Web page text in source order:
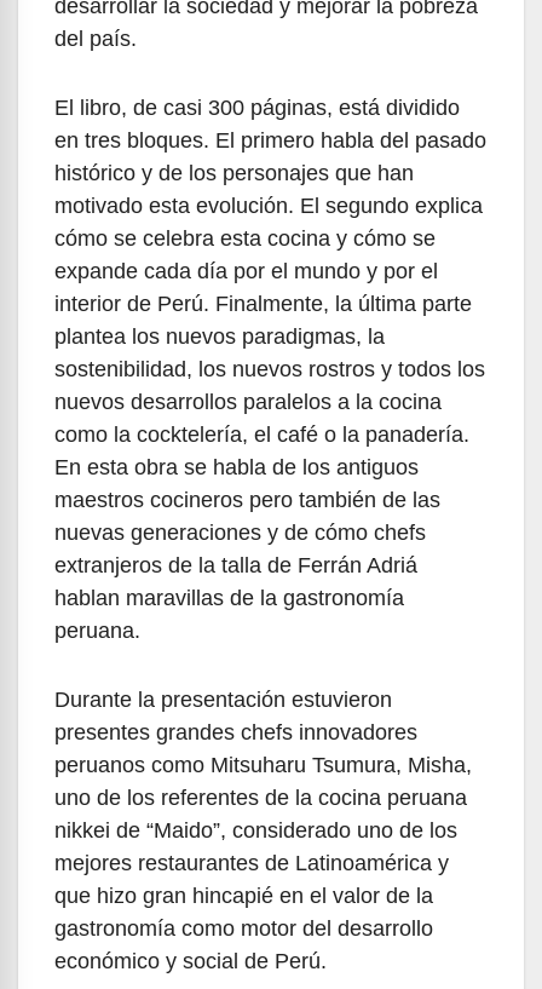
desarrollar la sociedad y mejorar la pobreza
del país.
El libro, de casi 300 páginas, está dividido
en tres bloques. El primero habla del pasado
histórico y de los personajes que han
motivado esta evolución. El segundo explica
cómo se celebra esta cocina y cómo se
expande cada día por el mundo y por el
interior de Perú. Finalmente, la última parte
plantea los nuevos paradigmas, la
sostenibilidad, los nuevos rostros y todos los
nuevos desarrollos paralelos a la cocina
como la cocktelería, el café o la panadería.
En esta obra se habla de los antiguos
maestros cocineros pero también de las
nuevas generaciones y de cómo chefs
extranjeros de la talla de Ferrán Adriá
hablan maravillas de la gastronomía
peruana.
Durante la presentación estuvieron
presentes grandes chefs innovadores
peruanos como Mitsuharu Tsumura, Misha,
uno de los referentes de la cocina peruana
nikkei de “Maido”, considerado uno de los
mejores restaurantes de Latinoamérica y
que hizo gran hincapié en el valor de la
gastronomía como motor del desarrollo
económico y social de Perú.